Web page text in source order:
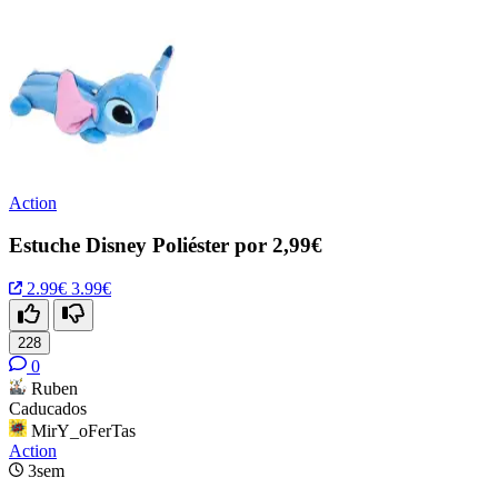
Action
Estuche Disney Poliéster por 2,99€
2.99€ 3.99€
228
0
Ruben
Caducados
MirY_oFerTas
Action
3sem